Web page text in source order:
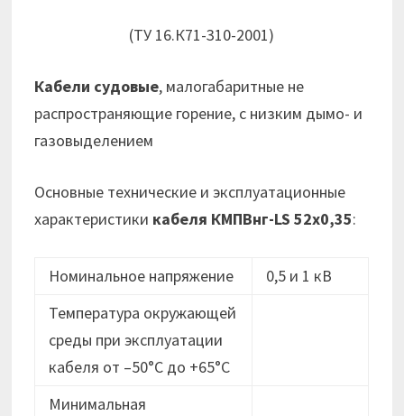
(ТУ 16.К71-310-2001)
Кабели судовые, малогабаритные не
распространяющие горение, с низким дымо- и
газовыделением
Основные технические и эксплуатационные
характеристики кабеля КМПВнг-LS 52х0,35:
Номинальное напряжение
0,5 и 1 кВ
Температура окружающей
среды при эксплуатации
кабеля от –50°C до +65°C
Минимальная